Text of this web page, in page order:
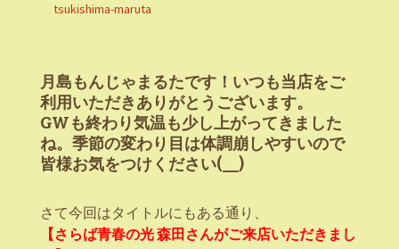
tsukishima-maruta
月島もんじゃまるたです！いつも当店をご
利用いただきありがとうございます。
GWも終わり気温も少し上がってきました
ね。季節の変わり目は体調崩しやすいので
皆様お気をつけください(__)
さて今回はタイトルにもある通り、
【さらば青春の光 森田さんがご来店いただきまし